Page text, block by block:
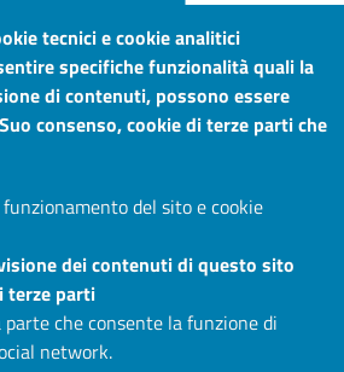
tecnici e cookie analitici
specifiche funzionalità quali la
di contenuti, possono essere
consenso, cookie di terze parti che
tutti i cookies, selezionare le
consente l’utilizzo e/o modificare le
la Cookie Policy completa, clicchi
del sito e cookie
dei contenuti di questo sito
terze parti
che consente la funzione di
network.